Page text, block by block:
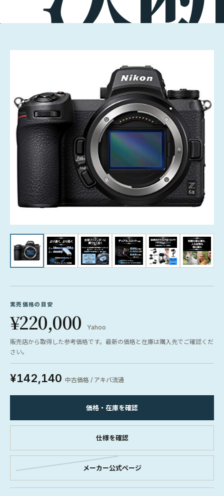
実売価格の目安
¥220,000
Yahoo
販売店から取得した参考価格です。最新の価格と在庫は購入先でご確認くだ
さい。
¥142,140 中古価格 / アキバ流通
価格・在庫を確認
仕様を確認
メーカー公式ページ